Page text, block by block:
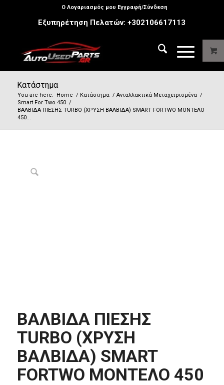
Ο Λογαριασμός μου Εγγραφή/Σύνδεση
Εξυπηρέτηση Πελατών:+302106617113
Κατάστημα
You are here: Home / Κατάστημα / Ανταλλακτικά Μεταχειρισμένα /
Smart For Two 450 /
ΒΑΛΒΙΔΑ ΠΙΕΣΗΣ TURBO (ΧΡΥΣΗ ΒΑΛΒΙΔΑ) SMART FORTWO ΜΟΝΤΕΛΟ
450...
ΒΑΛΒΙΔΑ ΠΙΕΣΗΣ
TURBO (ΧΡΥΣΗ
ΒΑΛΒΙΔΑ) SMART
FORTWO ΜΟΝΤΕΛΟ 450